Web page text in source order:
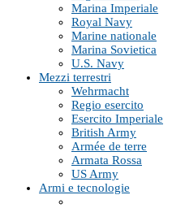
Marina Imperiale
Royal Navy
Marine nationale
Marina Sovietica
U.S. Navy
Mezzi terrestri
Wehrmacht
Regio esercito
Esercito Imperiale
British Army
Armée de terre
Armata Rossa
US Army
Armi e tecnologie